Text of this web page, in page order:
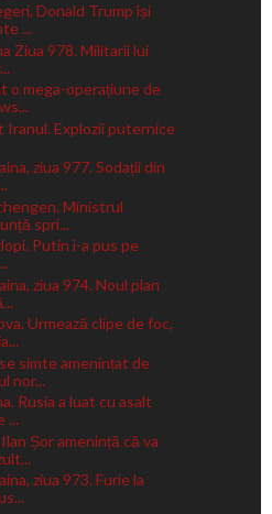
Donald Trump își
...
Ziua 978. Militarii lui
o mega-operațiune de
Iranul. Explozii puternice
ziua 977. Sodații din
Ministrul
spri...
Putin i-a pus pe
ziua 974. Noul plan
Urmează clipe de foc,
simte amenințat de
nor...
Rusia a luat cu asalt
...
Șor amenință că va
ziua 973. Furie la